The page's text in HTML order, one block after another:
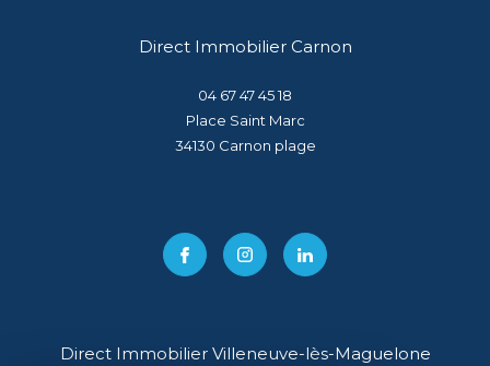
Direct Immobilier Carnon
04 67 47 45 18
Place Saint Marc
34130
carnon plage
Direct Immobilier Villeneuve-lès-Maguelone